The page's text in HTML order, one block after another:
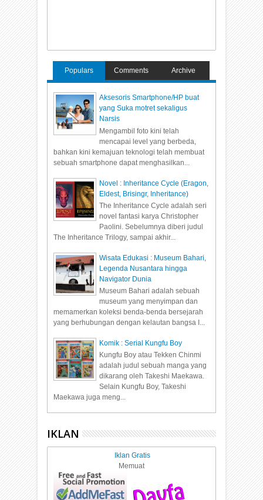
Populars Comments Archive
Aksesoris Smartphone/HP buat
yang Suka motret sekaligus
Narsis
Mengambil foto kini telah
mencapai level yang berbeda,
bahkan kini kemajuan teknologi telah membuat
sebuah smartphone dapat menghasilkan...
Novel : Inheritance Cycle (Eragon,
Eldest, Brisingr, Inheritance)
The Inheritance Cycle adalah seri
novel fantasi karya Christopher
Paolini. Sebelumnya diberi judul
The Inheritance Trilogy, sampai akhir...
Wisata Edukasi : Museum Bahari,
Legenda Nusantara hingga
Navigator Dunia
Museum Bahari adalah sebuah
museum yang menyimpan dan
memamerkan koleksi benda-benda bersejarah
yang berhubungan dengan kelautan bangsa I...
Komik : Serial Kungfu Boy
Kungfu Boy atau Tekken Chinmi
adalah judul sebuah manga yang
dikarang oleh Takeshi Maekawa.
Selain Kungfu Boy, Takeshi
Maekawa juga meng...
IKLAN
Iklan Gratis
Memuat